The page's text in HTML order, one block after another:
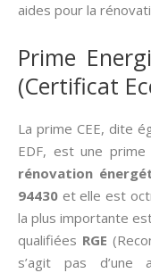
aides pour la
Prime
(Certificat
La prime CEE, dite
EDF, est une
rénovation
94430 et elle est
la plus importante
qualifiées RGE
s’agit pas d’une